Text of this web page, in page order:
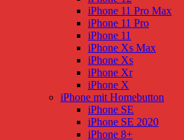
iPhone 11 Pro Max
iPhone 11 Pro
iPhone 11
iPhone Xs Max
iPhone Xs
iPhone Xr
iPhone X
iPhone mit Homebutton
iPhone SE
iPhone SE 2020
iPhone 8+